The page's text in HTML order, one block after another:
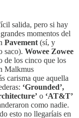
salida, pero si hay
momentos del
Pavement (sí, y
saco). Wowee Zowee
de los cinco que los
Malkmus
carisma que aquella
‘Grounded’,
o ‘AT&T’
como nadie.
esto no llegaríais en